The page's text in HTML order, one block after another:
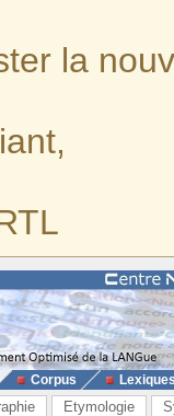
la
Corpus
Etymologie